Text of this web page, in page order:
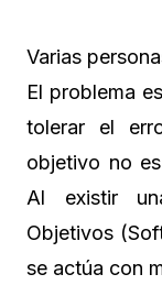
Varias
El problema
tolerar el
objetivo no
Al existir
Objetivos
se actúa con